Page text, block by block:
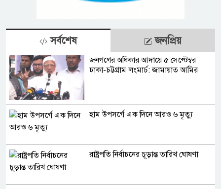
সর্বশেষ জনপ্রিয়
জনগণের অধিকার আদায়ে ৫ সেপ্টেম্বর
ঢাকা-চট্টগ্রাম লংমার্চ: জামায়াত আমির
হাম উপসর্গে এক দিনে আরও ৬ মৃত্যু
রাষ্ট্রপতি নির্বাচনের চূড়ান্ত তারিখ ঘোষণা